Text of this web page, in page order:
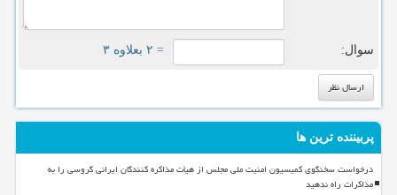
سوال: = ۲ بعلاوه ۳
پربیننده ترین ها
درخواست سخنگوی کمیسیون امنیت ملی مجلس از هیأت مذاکره کنندگان ایرانی گروسی را به
مذاکرات راه ندهید